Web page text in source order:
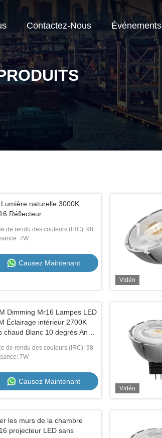
Contactez-Nous Événements
Lumière naturelle 3000K
Réflecteur
de rendu des couleurs (IRC): 98
7W
Causez Maintenant
Vidéo
Dimming Mr16 Lampes LED
Éclairage intérieur 2700K
chaud Blanc 10 degrés Angle
de rendu des couleurs (IRC): 98
7W
Causez Maintenant
Vidéo
les murs de la chambre
projecteur LED sans